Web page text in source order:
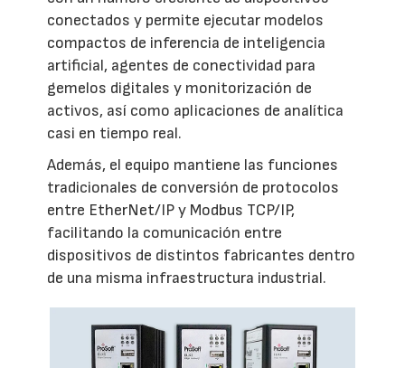
conectados y permite ejecutar modelos
compactos de inferencia de inteligencia
artificial, agentes de conectividad para
gemelos digitales y monitorización de
activos, así como aplicaciones de analítica
casi en tiempo real.
Además, el equipo mantiene las funciones
tradicionales de conversión de protocolos
entre EtherNet/IP y Modbus TCP/IP,
facilitando la comunicación entre
dispositivos de distintos fabricantes dentro
de una misma infraestructura industrial.